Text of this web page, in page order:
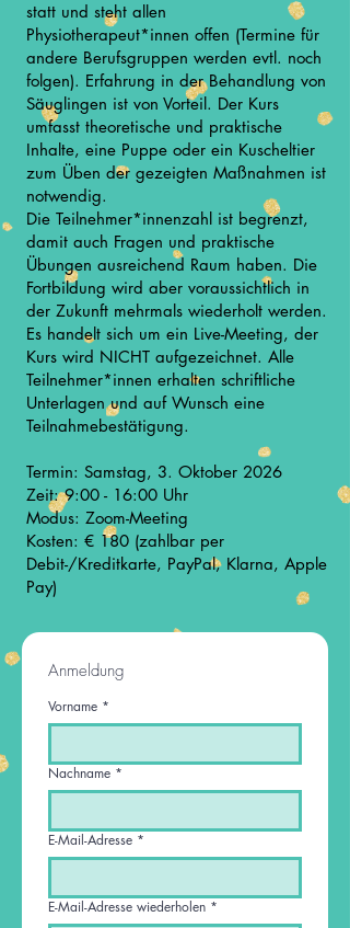
statt und steht allen
Physiotherapeut*innen offen (Termine für
andere Berufsgruppen werden evtl. noch
folgen). Erfahrung in der Behandlung von
Säuglingen ist von Vorteil. Der Kurs
umfasst theoretische und praktische
Inhalte, eine Puppe oder ein Kuscheltier
zum Üben der gezeigten Maßnahmen ist
notwendig.
Die Teilnehmer*innenzahl ist begrenzt,
damit auch Fragen und praktische
Übungen ausreichend Raum haben. Die
Fortbildung wird aber voraussichtlich in
der Zukunft mehrmals wiederholt werden.
Es handelt sich um ein Live-Meeting, der
Kurs wird NICHT aufgezeichnet. Alle
Teilnehmer*innen erhalten schriftliche
Unterlagen und auf Wunsch eine
Teilnahmebestätigung.
Termin: Samstag, 3. Oktober 2026
Zeit: 9:00 - 16:00 Uhr
Modus: Zoom-Meeting
Kosten: € 180 (zahlbar per
Debit-/Kreditkarte, PayPal, Klarna, Apple
Pay)
Anmeldung
Vorname *
Nachname *
E-Mail-Adresse *
E-Mail-Adresse wiederholen *